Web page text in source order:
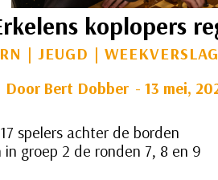
koplopers
| JEUGD |
Door Bert Dobber 13 mei,
spelers achter de borden
groep 2 de ronden 7, 8 en 9